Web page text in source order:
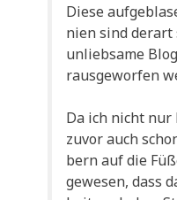
Die­se
ni­en sind der­art
unlieb­sa­me
raus­ge­wor­fen
Da ich nicht
zuvor auch
bern auf die
gewe­sen, dass